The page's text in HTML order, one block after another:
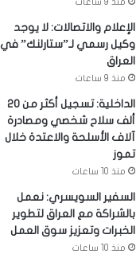
منذ 9 ساعات
الإعلام والاتصالات: لا يوجد
وكيل رسمي لـ”ستارلنك” في
العراق
منذ 9 ساعات
الداخلية: تسجيل أكثر من 20
ألف سلاح شخصي ومصادرة
آلاف الأسلحة والاعتدة خلال
تموز
منذ 10 ساعات
السفير السويسري: نعمل
بالشراكة مع العراق لتطوير
الخبرات وتعزيز سوق العمل
منذ 10 ساعات